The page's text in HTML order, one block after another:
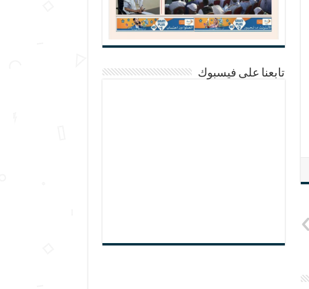
تابعنا على فيسبوك